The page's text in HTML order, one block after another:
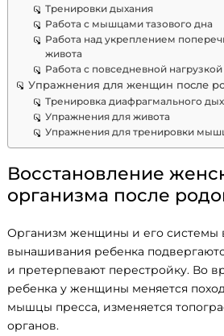
Тренировки дыхания
Работа с мышцами тазового дна
Работа над укреплением
живота
Работа с повседневной нагрузкой
Упражнения для женщин после
Тренировка диафрагмального
Упражнения для живота
Упражнения для тренировки
Восстановление
организма после
Организм женщины и его системы
вынашивания ребенка
и претерпевают перестройку. Во
ребенка у женщины меняется
мышцы пресса, изменяется
органов.